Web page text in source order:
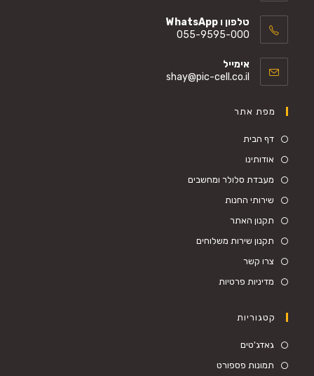
טלפון ו WhatsApp
055-9595-000
אימייל
shay@pic-cell.co.il
מפת אתר
דף הבית
אודותינו
מעבדת סלולר ומחשבים
שירותי החנות
תקנון האתר
תקנון שירות משלוחים
צרו קשר
מדיניות פרטיות
קטגוריות
גאדג'טים
תמונות פספורט